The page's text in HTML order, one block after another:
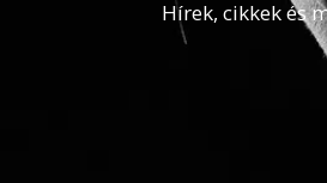
Hírek, cikkek és